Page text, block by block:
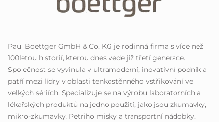
Paul Boettger GmbH & Co. KG je rodinná firma s více než
100letou historií, kterou dnes vede již třetí generace.
Společnost se vyvinula v ultramoderní, inovativní podnik a
patří mezi lídry v oblasti tenkostěnného vstřikování ve
velkých sériích. Specializuje se na výrobu laboratorních a
lékařských produktů na jedno použití, jako jsou zkumavky,
mikro-zkumavky, Petriho misky a transportní nádobky.